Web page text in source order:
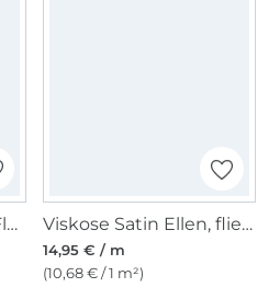
Viskosestoff Striped Flowers, petrol Viskose Satin Ellen, flieder
14,95 € / m
(10,68 € / 1 m²)